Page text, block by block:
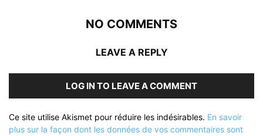
NO COMMENTS
LEAVE A REPLY
LOG IN TO LEAVE A COMMENT
Ce site utilise Akismet pour réduire les indésirables. En savoir
plus sur la façon dont les données de vos commentaires sont